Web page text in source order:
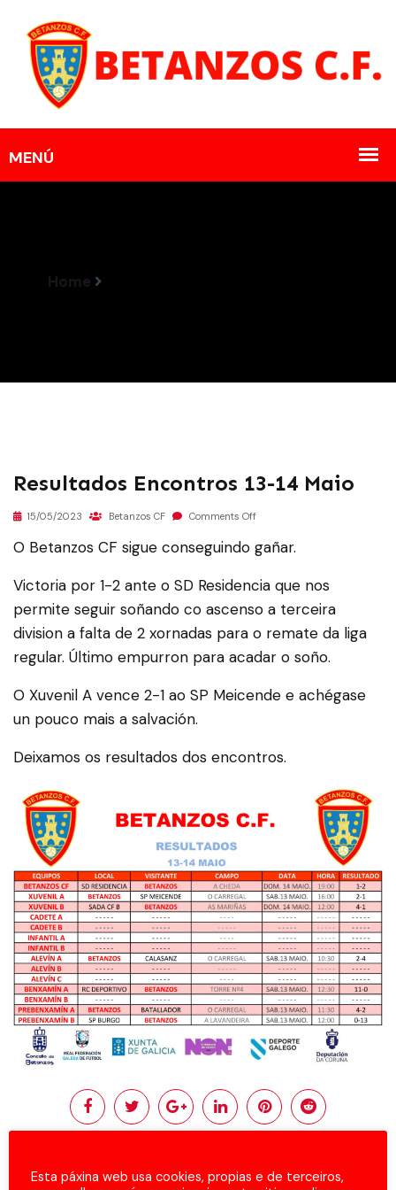
Home
Resultados Encontros 13-14 Maio
15/05/2023 Betanzos CF Comments Off
O Betanzos CF sigue conseguindo gañar.
Victoria por 1-2 ante o SD Residencia que nos
permite seguir soñando co ascenso a terceira
division a falta de 2 xornadas para o remate da liga
regular. Último empurron para acadar o soño.
O Xuvenil A vence 2-1 ao SP Meicende e achégase
un pouco mais a salvación.
Deixamos os resultados dos encontros.
Esta páxina web usa cookies, propias e de terceiros,